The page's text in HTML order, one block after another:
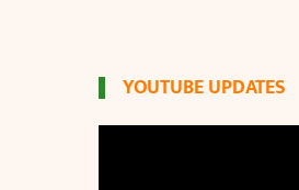
YOUTUBE UPDATES